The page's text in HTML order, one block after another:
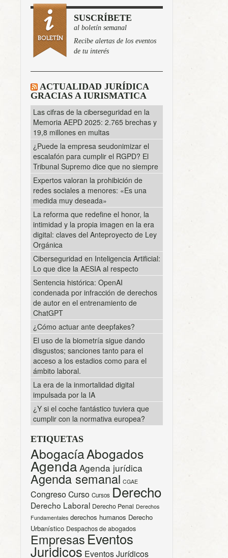
SUSCRÍBETE
al boletín semanal
Recibe alertas de los eventos
de tu interés
ACTUALIDAD JURÍDICA
GRACIAS A IURISMATICA
Las cifras de la ciberseguridad en la
Memoria AEPD 2025: 2.765 brechas y
19,8 millones en multas
¿Puede la empresa seudonimizar el
escalafón para cumplir el RGPD? El
Tribunal Supremo dice que no siempre
Expertos valoran la prohibición de
redes sociales a menores: «Es una
medida muy deseada»
La reforma que redefine el honor, la
intimidad y la propia imagen en la era
digital: claves del Anteproyecto de Ley
Orgánica
Ciberseguridad en Inteligencia Artificial:
Lo que dice la AESIA al respecto
Sentencia histórica: OpenAI
condenada por infracción de derechos
de autor en el entrenamiento de
ChatGPT
¿Cómo actuar ante deepfakes?
El uso de la biometría sigue dando
disgustos; sanciones tanto para el
acceso a los estadios como para el
ámbito laboral.
La era de la inmortalidad digital
impulsada por la IA
¿Y si el coche fantástico tuviera que
cumplir con la normativa europea?
ETIQUETAS
AbogacíaAbogados
Agenda Agenda jurídica
Agenda semanal CGAE
CongresoCurso Cursos Derecho
Derecho Laboral Derecho Penal Derechos
Fundamentales derechos humanos Derecho
Urbanístico Despachos de abogados
Empresas Eventos
Juridicos Eventos Jurídicos